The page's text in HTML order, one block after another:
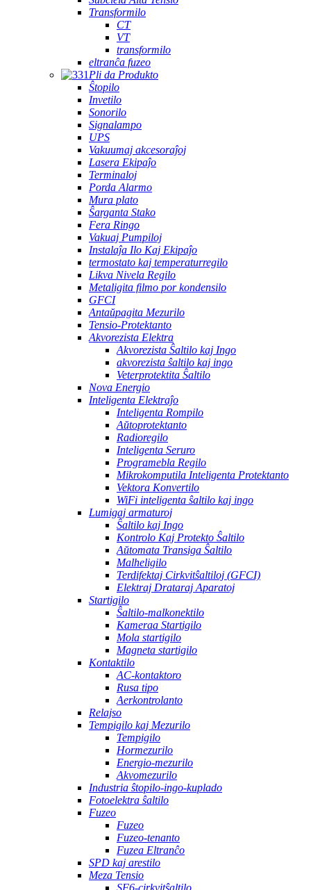
Transformilo
CT
VT
transformilo
eltranĉa fuzeo
Pli da Produkto
Ŝtopilo
Invetilo
Sonorilo
Signalampo
UPS
Vakuumaj akcesoraĵoj
Lasera Ekipaĵo
Terminaloj
Porda Alarmo
Mura plato
Ŝarganta Stako
Fera Ringo
Vakuaj Pumpiloj
Instalaĵa Ilo Kaj Ekipaĵo
termostato kaj temperaturregilo
Likva Nivela Regilo
Metaligita filmo por kondensilo
GFCI
Antaŭpagita Mezurilo
Tensio-Protektanto
Akvorezista Elektra
Akvorezista Ŝaltilo kaj Ingo
akvorezista ŝaltilo kaj ingo
Veterprotektita Ŝaltilo
Nova Energio
Inteligenta Elektraĵo
Inteligenta Rompilo
Aŭtoprotektanto
Radioregilo
Inteligenta Seruro
Programebla Regilo
Mikrokomputila Inteligenta Protektanto
Vektora Konvertilo
WiFi inteligenta ŝaltilo kaj ingo
Lumigaj armaturoj
Ŝaltilo kaj Ingo
Kontrolo Kaj Protekto Ŝaltilo
Aŭtomata Transiga Ŝaltilo
Malheligilo
Terdifektaj Cirkvitŝaltiloj (GFCI)
Elektraj Drataraj Aparatoj
Startigilo
Ŝaltilo-malkonektilo
Kameraa Startigilo
Mola startigilo
Magneta startigilo
Kontaktilo
AC-kontaktoro
Rusa tipo
Aerkontrolanto
Relajso
Tempigilo kaj Mezurilo
Tempigilo
Hormezurilo
Energio-mezurilo
Akvomezurilo
Industria ŝtopilo-ingo-kuplado
Fotoelektra ŝaltilo
Fuzeo
Fuzeo
Fuzeo-tenanto
Fuzea Eltranĉo
SPD kaj arestilo
Meza Tensio
SF6-cirkvitŝaltilo